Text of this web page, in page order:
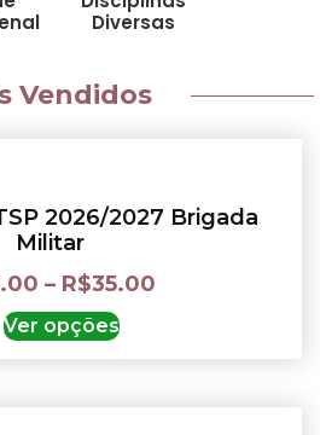
Diversas
Vendidos
2026/2027 Brigada
Militar
– R$35.00
Ver opções